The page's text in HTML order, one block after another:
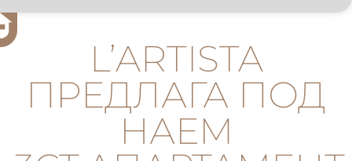
L’ARTISTA
ПРЕДЛАГА ПОД
НАЕМ